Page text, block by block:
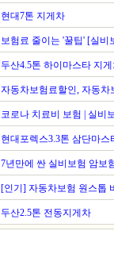
현대7톤 지게차
보험료 줄이는 '꿀팁' [실비
두산4.5톤 하이마스타 지
자동차보험료할인, 자동차
코로나 치료비 보험 | 실비
현대포렉스3.3톤 삼단마스
7년만에 싼 실비보험 암보
[인기] 자동차보험 원스톱
두산2.5톤 전동지게차